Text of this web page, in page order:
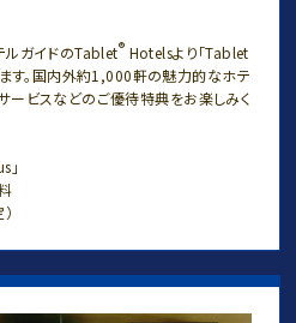
ルガイドのTablet® Hotelsより「Tablet
す。国内外約1,000軒の魅力的なホテ
ービスなどのご優待特典をお楽しみく
」